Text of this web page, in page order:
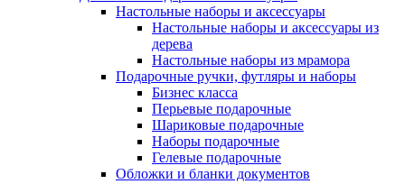
Настольные наборы и аксессуары
Настольные наборы и аксессуары из
дерева
Настольные наборы из мрамора
Подарочные ручки, футляры и наборы
Бизнес класса
Перьевые подарочные
Шариковые подарочные
Наборы подарочные
Гелевые подарочные
Обложки и бланки документов